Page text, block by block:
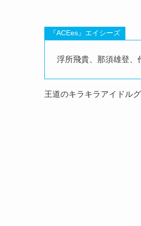
『ACEes』エイシーズ
浮所飛貴、那須雄登、
王道のキラキラアイドル